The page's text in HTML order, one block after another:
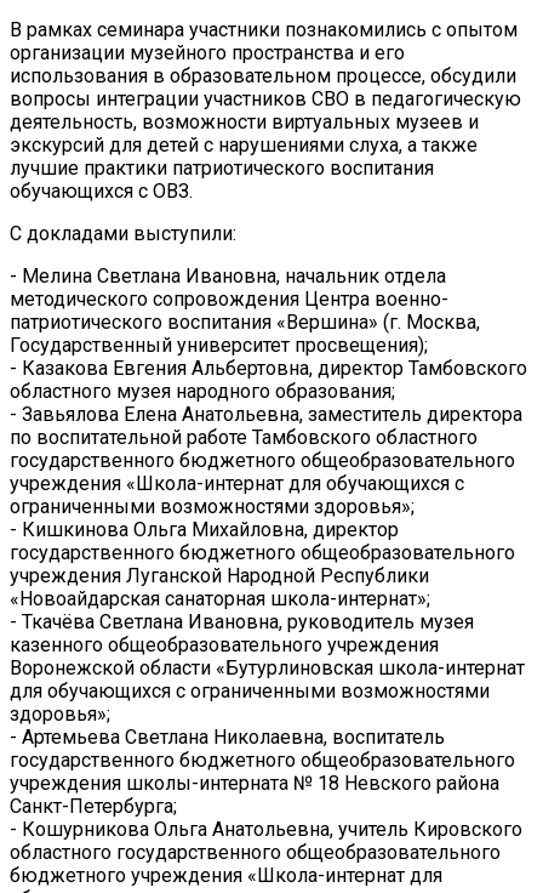
В рамках семинара участники познакомились с опытом
организации музейного пространства и его
использования в образовательном процессе, обсудили
вопросы интеграции участников СВО в педагогическую
деятельность, возможности виртуальных музеев и
экскурсий для детей с нарушениями слуха, а также
лучшие практики патриотического воспитания
обучающихся с ОВЗ.
С докладами выступили:
- Мелина Светлана Ивановна, начальник отдела
методического сопровождения Центра военно-
патриотического воспитания «Вершина» (г. Москва,
Государственный университет просвещения);
- Казакова Евгения Альбертовна, директор Тамбовского
областного музея народного образования;
- Завьялова Елена Анатольевна, заместитель директора
по воспитательной работе Тамбовского областного
государственного бюджетного общеобразовательного
учреждения «Школа-интернат для обучающихся с
ограниченными возможностями здоровья»;
- Кишкинова Ольга Михайловна, директор
государственного бюджетного общеобразовательного
учреждения Луганской Народной Республики
«Новоайдарская санаторная школа-интернат»;
- Ткачёва Светлана Ивановна, руководитель музея
казенного общеобразовательного учреждения
Воронежской области «Бутурлиновская школа-интернат
для обучающихся с ограниченными возможностями
здоровья»;
- Артемьева Светлана Николаевна, воспитатель
государственного бюджетного общеобразовательного
учреждения школы-интерната № 18 Невского района
Санкт-Петербурга;
- Кошурникова Ольга Анатольевна, учитель Кировского
областного государственного общеобразовательного
бюджетного учреждения «Школа-интернат для